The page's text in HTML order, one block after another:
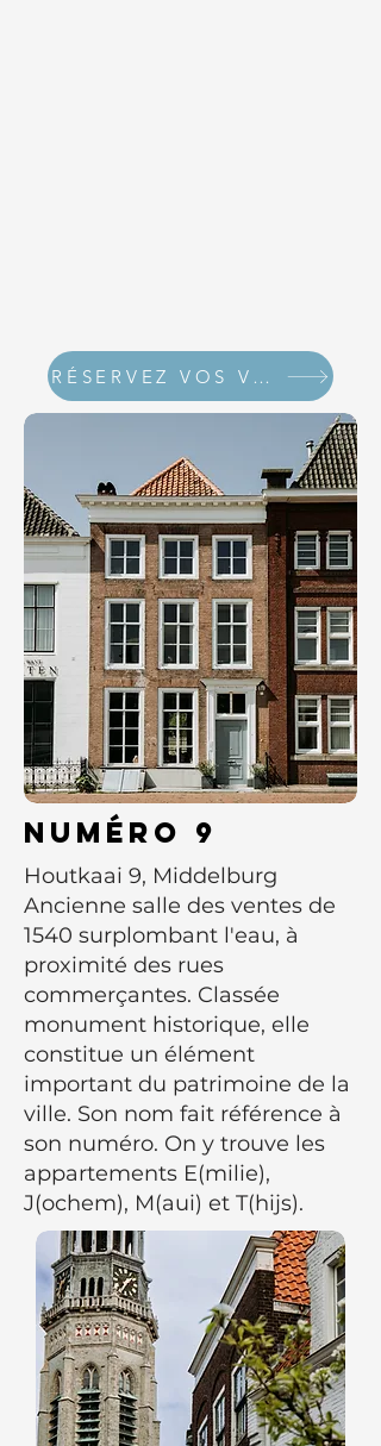
RÉSERVEZ VOS VACANCES DÈS MAINTENANT
Numéro 9
Houtkaai 9, Middelburg
Ancienne salle des ventes de
1540 surplombant l'eau, à
proximité des rues
commerçantes. Classée
monument historique, elle
constitue un élément
important du patrimoine de la
ville. Son nom fait référence à
son numéro. On y trouve les
appartements E(milie),
J(ochem), M(aui) et T(hijs).